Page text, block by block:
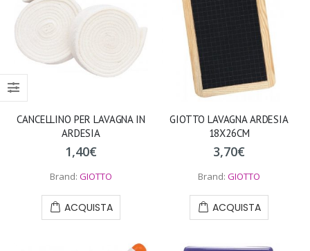
CANCELLINO PER LAVAGNA IN
ARDESIA
1,40€
Brand: GIOTTO
ACQUISTA
GIOTTO LAVAGNA ARDESIA
18X26CM
3,70€
Brand: GIOTTO
ACQUISTA